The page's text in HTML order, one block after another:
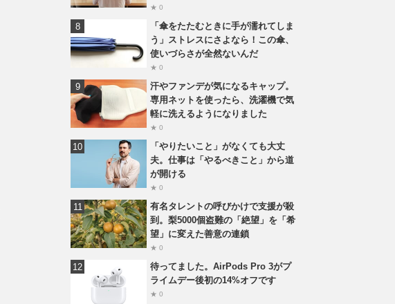
★ 0
「傘をたたむときに手が濡れてしま
う」ストレスにさよなら！この傘、
使いづらさが全然ないんだ
★ 0
汗やファンデが気になるキャップ。
専用ネットを使ったら、洗濯機で気
軽に洗えるようになりました
★ 0
「やりたいこと」がなくても大丈
夫。仕事は「やるべきこと」から道
が開ける
★ 0
有名タレントの呼びかけで支援が殺
到。梨5000個盗難の「絶望」を「希
望」に変えた善意の連鎖
★ 0
待ってました。AirPods Pro 3がプ
ライムデー後初の14%オフです
★ 0